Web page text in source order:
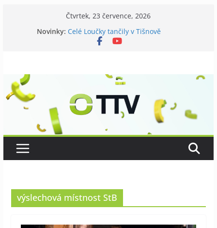
Čtvrtek, 23 července, 2026
Novinky: Celé Loučky tančily v Tišnově
V Tišnově startovali utramaratonci
výslechová místnost StB